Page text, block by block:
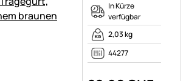
In Kürze
verfügbar
2,03 kg
44277